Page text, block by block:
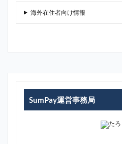
海外在住者向け情報
SumPay運営事務局